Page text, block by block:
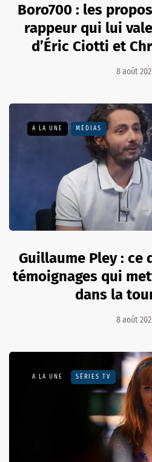
Boro700 : les
rappeur qui lui
d’Éric Ciotti et
8 août
A LA UNE MÉDIAS
Guillaume Pley : ce
témoignages qui
dans la
8 août
A LA UNE SÉRIES TV